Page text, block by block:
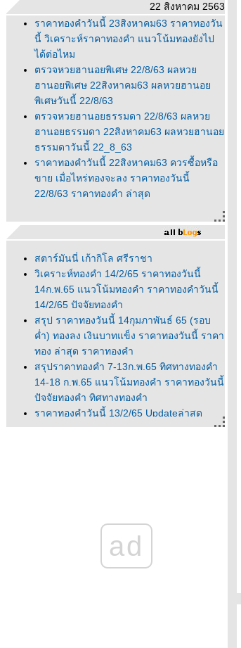
22 สิงหาคม 2563
ราคาทองคำวันนี้ 23สิงหาคม63 ราคาทองวัน
นี้ วิเคราะห์ราคาทองคำ แนวโน้มทองยังไป
ได้ต่อไหม
ตรวจหวยฮานอยพิเศษ 22/8/63 ผลหว
ฮานอยพิเศษ 22สิงหาคม63 ผลหวยฮานอ
พิเศษวันนี้ 22/8/63
ตรวจหวยฮานอยธรรมดา 22/8/63 ผลหว
ฮานอยธรรมดา 22สิงหาคม63 ผลหวยฮานอ
ธรรมดาวันนี้ 22_8_63
ราคาทองคำวันนี้ 22สิงหาคม63 ควรซื้อหรือ
ขาย เมื่อไหร่ทองจะลง ราคาทองวันนี้
22/8/63 ราคาทองคำ ล่าสุด
สตาร์มันนี่ เก้ากิโล ศรีราชา
วิเคราะห์ทองคำ 14/2/65 ราคาทองวันนี้
14ก.พ.65 แนวโน้มทองคำ ราคาทองคำวันนี้
14/2/65 ปัจจัยทองคำ
สรุป ราคาทองวันนี้ 14กุมภาพันธ์ 65 (รอบ
ค่ำ) ทองลง เงินบาทแข็ง ราคาทองวันนี้ ราคา
ทอง ล่าสุด ราคาทองคำ
สรุปราคาทองคำ 7-13ก.พ.65 ทิศทางทองคำ
14-18 ก.พ.65 แนวโน้มทองคำ ราคาทองวันนี้
ปัจจัยทองคำ ทิศทางทองคำ
ราคาทองคำวันนี้ 13/2/65 Updateล่าสุด
ราคาทองวันนี้ 13ก.พ.65 ราคาทองคำแท่ง
11ก.พ.65 แนวโน้มทองคำ ราคาทองคำวันนี้
11/2/65 ปัจจัยทองคำ ราคาท
วิเคราะห์ทองคำ 10/2/65 ราคาทองวันนี้
10ก.พ.65 แนวโน้มทองคำ ราคาทองคำวันนี้
ad